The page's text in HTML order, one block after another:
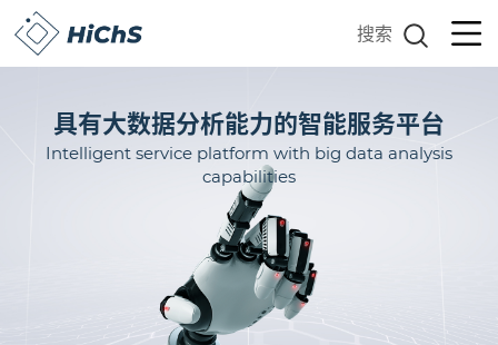
搜索
具有大数据分析能力的智能服务平台
Intelligent service platform with big data analysis
capabilities